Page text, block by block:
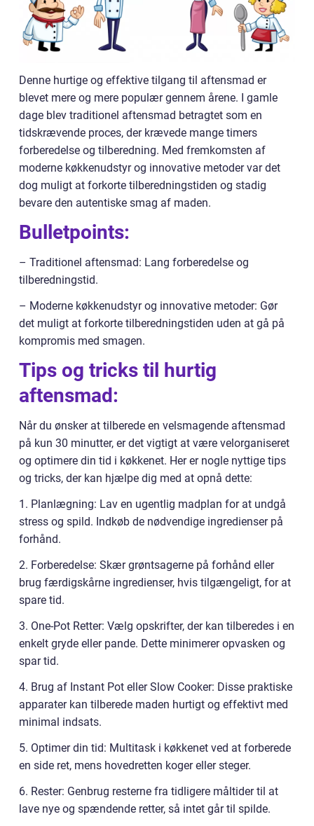
Denne hurtige og effektive tilgang til aftensmad er
blevet mere og mere populær gennem årene. I gamle
dage blev traditionel aftensmad betragtet som en
tidskrævende proces, der krævede mange timers
forberedelse og tilberedning. Med fremkomsten af
moderne køkkenudstyr og innovative metoder var det
dog muligt at forkorte tilberedningstiden og stadig
bevare den autentiske smag af maden.
Bulletpoints:
– Traditionel aftensmad: Lang forberedelse og
tilberedningstid.
– Moderne køkkenudstyr og innovative metoder: Gør
det muligt at forkorte tilberedningstiden uden at gå på
kompromis med smagen.
Tips og tricks til hurtig
aftensmad:
Når du ønsker at tilberede en velsmagende aftensmad
på kun 30 minutter, er det vigtigt at være velorganiseret
og optimere din tid i køkkenet. Her er nogle nyttige tips
og tricks, der kan hjælpe dig med at opnå dette:
1. Planlægning: Lav en ugentlig madplan for at undgå
stress og spild. Indkøb de nødvendige ingredienser på
forhånd.
2. Forberedelse: Skær grøntsagerne på forhånd eller
brug færdigskårne ingredienser, hvis tilgængeligt, for at
spare tid.
3. One-Pot Retter: Vælg opskrifter, der kan tilberedes i en
enkelt gryde eller pande. Dette minimerer opvasken og
spar tid.
4. Brug af Instant Pot eller Slow Cooker: Disse praktiske
apparater kan tilberede maden hurtigt og effektivt med
minimal indsats.
5. Optimer din tid: Multitask i køkkenet ved at forberede
en side ret, mens hovedretten koger eller steger.
6. Rester: Genbrug resterne fra tidligere måltider til at
lave nye og spændende retter, så intet går til spilde.